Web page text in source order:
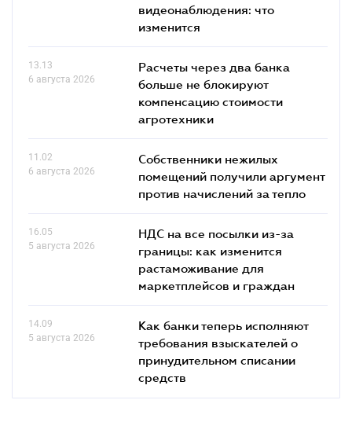
видеонаблюдения: что
изменится
13.13
6 августа 2026
Расчеты через два банка
больше не блокируют
компенсацию стоимости
агротехники
11.02
6 августа 2026
Собственники нежилых
помещений получили аргумент
против начислений за тепло
16.05
5 августа 2026
НДС на все посылки из-за
границы: как изменится
растаможивание для
маркетплейсов и граждан
14.09
5 августа 2026
Как банки теперь исполняют
требования взыскателей о
принудительном списании
средств